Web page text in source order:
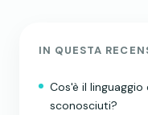
IN QUESTA
Cos'è il
sconosciuti?